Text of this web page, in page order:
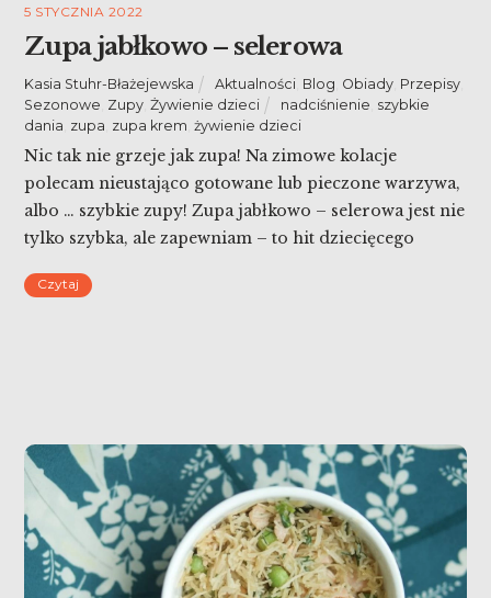
5 STYCZNIA 2022
Zupa jabłkowo – selerowa
Kasia Stuhr-Błażejewska Aktualności Blog Obiady Przepisy
Sezonowe Zupy ,Żywienie dzieci nadciśnienie szybkie
dania zupa zupa krem ,żywienie dzieci
Nic tak nie grzeje jak zupa! Na zimowe kolacje
polecam nieustająco gotowane lub pieczone warzywa,
albo … szybkie zupy! Zupa jabłkowo – selerowa jest nie
tylko szybka, ale zapewniam – to hit dziecięcego
Czytaj